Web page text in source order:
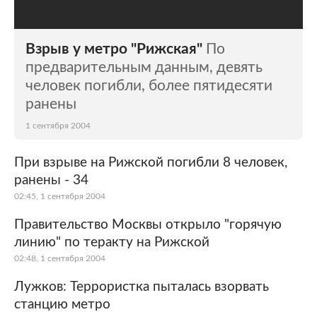
Взрыв у метро "Рижская" По
предварительным данным, девять
человек погибли, более пятидесяти
ранены
1 сентября 2004
При взрыве на Рижской погибли 8 человек,
ранены - 34
02:45, 1 сентября 2004
Правительство Москвы открыло "горячую
линию" по теракту на Рижской
02:48, 1 сентября 2004
Лужков: Террористка пыталась взорвать
станцию метро